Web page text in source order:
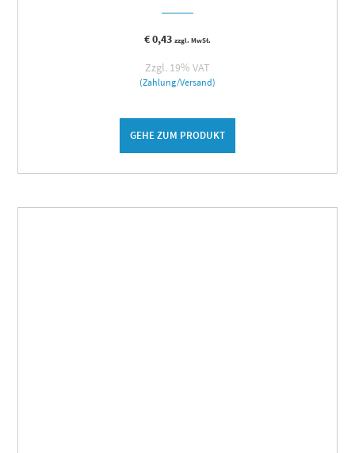
€0,43 zzgl. MwSt.
Zzgl. 19% VAT
(Zahlung/Versand)
GEHE ZUM PRODUKT